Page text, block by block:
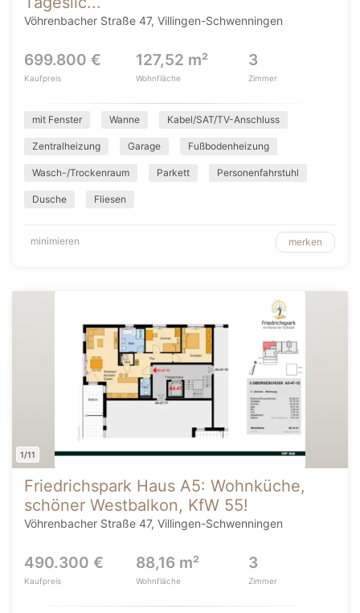
Vöhrenbacher Straße 47, Villingen-Schwenningen
699.800 €
Kaufpreis
127,52 m²
Wohnfläche
3
Zimmer
mit Fenster Wanne Kabel/SAT/TV-Anschluss
Zentralheizung Garage Fußbodenheizung
Wasch-/Trockenraum Parkett Personenfahrstuhl
Dusche Fliesen
minimieren merken
1/11
Friedrichspark Haus A5: Wohnküche,
schöner Westbalkon, KfW 55!
Vöhrenbacher Straße 47, Villingen-Schwenningen
490.300 €
Kaufpreis
88,16 m²
Wohnfläche
3
Zimmer